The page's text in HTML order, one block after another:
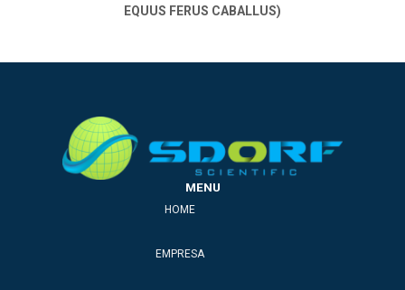
EQUUS FERUS CABALLUS)
MENU
HOME
EMPRESA